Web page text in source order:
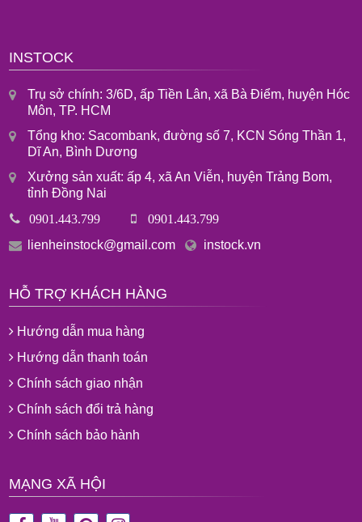
INSTOCK
Trụ sở chính: 3/6D, ấp Tiền Lân, xã Bà Điểm, huyện Hóc
Môn, TP. HCM
Tổng kho: Sacombank, đường số 7, KCN Sóng Thần 1,
Dĩ An, Bình Dương
Xưởng sản xuất: ấp 4, xã An Viễn, huyện Trảng Bom,
tỉnh Đồng Nai
0901.443.799 0901.443.799
lienheinstock@gmail.com instock.vn
HỖ TRỢ KHÁCH HÀNG
Hướng dẫn mua hàng
Hướng dẫn thanh toán
Chính sách giao nhận
Chính sách đổi trả hàng
Chính sách bảo hành
MẠNG XÃ HỘI